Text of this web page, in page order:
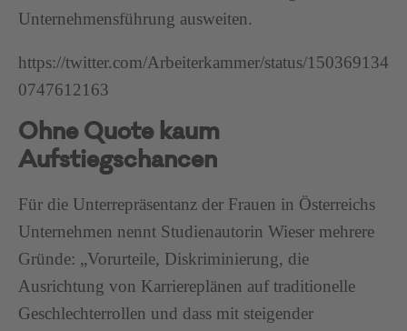
Unternehmensführung ausweiten.
https://twitter.com/Arbeiterkammer/status/150369134
0747612163
Ohne Quote kaum
Aufstiegschancen
Für die Unterrepräsentanz der Frauen in Österreichs
Unternehmen nennt Studienautorin Wieser mehrere
Gründe: „Vorurteile, Diskriminierung, die
Ausrichtung von Karriereplänen auf traditionelle
Geschlechterrollen und dass mit steigender